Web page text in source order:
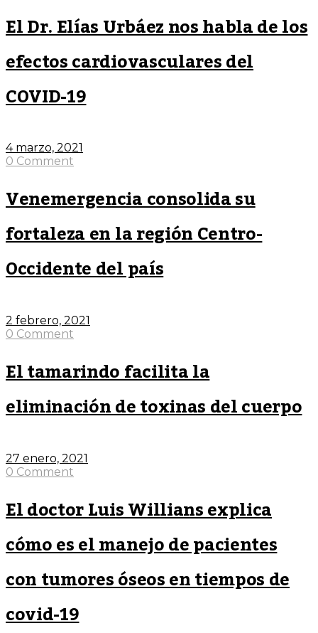
El Dr. Elías Urbáez nos habla de los
efectos cardiovasculares del
COVID-19
4 marzo, 2021
0 Comment
Venemergencia consolida su
fortaleza en la región Centro-
Occidente del país
2 febrero, 2021
0 Comment
El tamarindo facilita la
eliminación de toxinas del cuerpo
27 enero, 2021
0 Comment
El doctor Luis Willians explica
cómo es el manejo de pacientes
con tumores óseos en tiempos de
covid-19